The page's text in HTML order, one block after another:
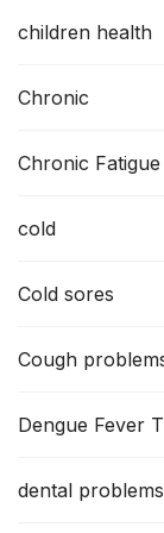
children health
Chronic
Chronic
cold
Cold sores
Cough
Dengue Fever
dental problems